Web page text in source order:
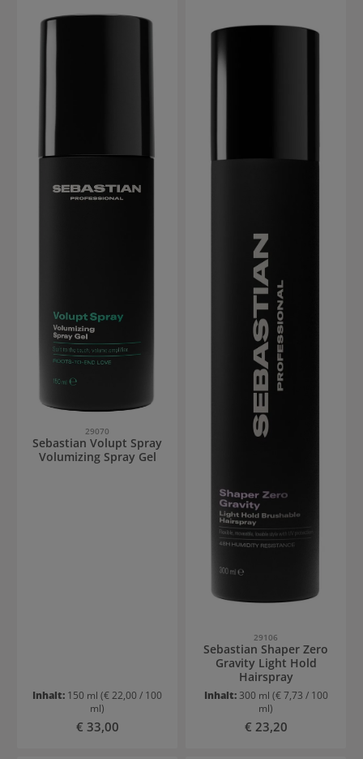
29070
Sebastian Volupt Spray
Volumizing Spray Gel
Inhalt: 150 ml (€ 22,00 / 100
ml)
Regulärer Preis:
€ 33,00
29106
Sebastian Shaper Zero
Gravity Light Hold
Hairspray
Inhalt: 300 ml (€ 7,73 / 100
ml)
Regulärer Preis:
€ 23,20